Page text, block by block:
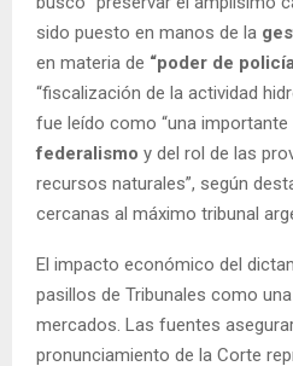
sido puesto en manos de la
en materia de “poder de
“fiscalización de la actividad
fue leído como “una importante
federalismo y del rol de las
recursos naturales”, según
cercanas al máximo tribunal
El impacto económico del
pasillos de Tribunales como
mercados. Las fuentes
pronunciamiento de la Corte